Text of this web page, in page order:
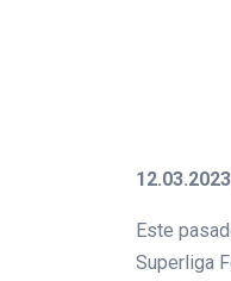
Este
Superliga